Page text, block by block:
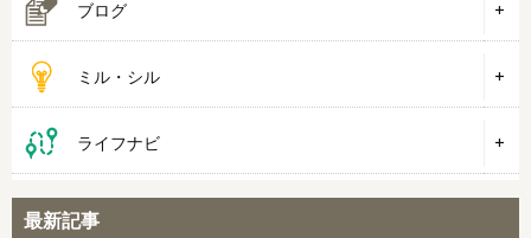
ブログ
ミル・シル
ライフナビ
最新記事